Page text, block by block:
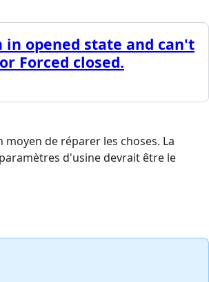
in opened state and can't
Forced closed.
de réparer les choses. La
d'usine devrait être le